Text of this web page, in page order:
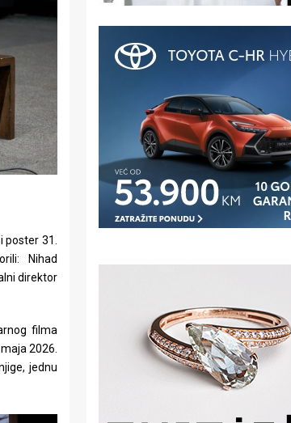
31.
Nihad
direktor
filma
2026.
jednu